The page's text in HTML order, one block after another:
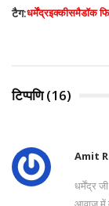
टैग:धर्मेंद्रइक्कीसमैडॉक
टिप्पणि (16)
Amit
धर्मेंद्र